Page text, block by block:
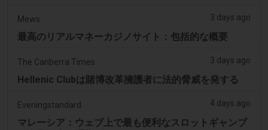
Mews 3 days ago
最高のリアルマネーカジノサイト：包括的な概要
The Canberra Times 3 days ago
Hellenic Clubは賭博改革擁護者に法的脅威を発する
Eveningstandard 4 days ago
マレーシア：ウェブ上で最も便利なスロットギャンブ